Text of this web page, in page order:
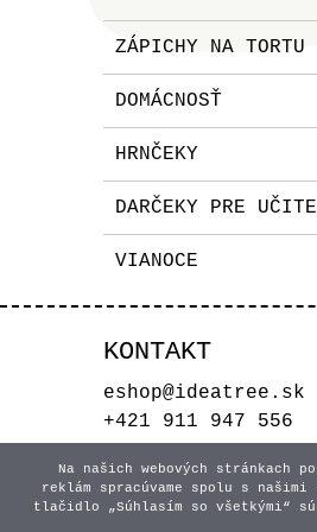
ZÁPICHY NA TORTU
DOMÁCNOSŤ
HRNČEKY
DARČEKY PRE
VIANOCE
KONTAKT
eshop@ideatree.sk
+421 911 947 556
Na našich webových stránkach
reklám spracúvame spolu s
tlačidlo „Súhlasím so všetkými“